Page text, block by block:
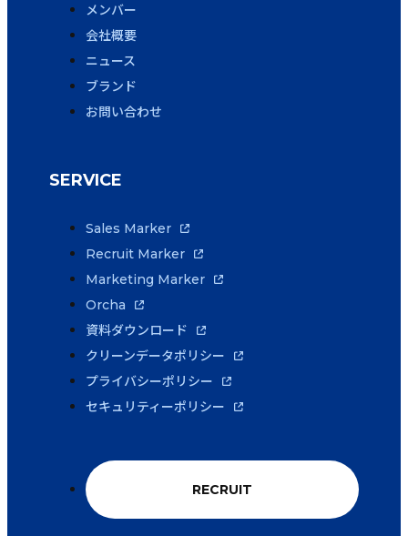
メンバー
会社概要
ニュース
ブランド
お問い合わせ
SERVICE
Sales Marker
Recruit Marker
Marketing Marker
Orcha
資料ダウンロード
クリーンデータポリシー
プライバシーポリシー
セキュリティーポリシー
RECRUIT